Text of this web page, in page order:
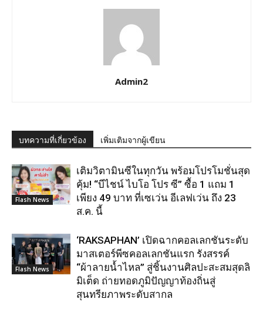
Admin2
บทความที่เกี่ยวข้อง เพิ่มเติมจากผู้เขียน
Flash News
เติมวิตามินซีในทุกวัน พร้อมโปรโมชั่นสุด
คุ้ม! “บีไชน์ ไบโอ โปร ซี” ซื้อ 1 แถม 1
เพียง 49 บาท ที่เซเว่น อีเลฟเว่น ถึง 23
ส.ค. นี้
Flash News
‘RAKSAPHAN’ เปิดฉากคอลเลกชันระดับ
มาสเตอร์พีซคอลเลกชันแรก รังสรรค์
“ผ้าลายน้ำไหล” สู่ชิ้นงานศิลปะสะสมสุดลิ
มิเต็ด ถ่ายทอดภูมิปัญญาท้องถิ่นสู่
สุนทรียภาพระดับสากล